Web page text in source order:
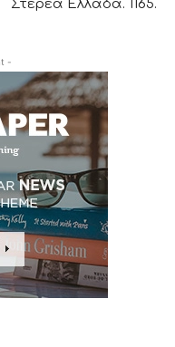
Στερεά Ελλάδα. 1165.
-